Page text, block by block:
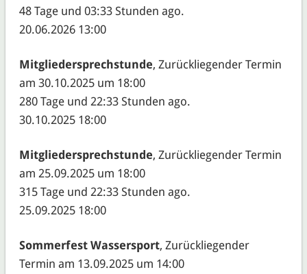
48 Tage und 03:33 Stunden ago.
20.06.2026 13:00
Mitgliedersprechstunde, Zurückliegender Termin
am 30.10.2025 um 18:00
280 Tage und 22:33 Stunden ago.
30.10.2025 18:00
Mitgliedersprechstunde, Zurückliegender Termin
am 25.09.2025 um 18:00
315 Tage und 22:33 Stunden ago.
25.09.2025 18:00
Sommerfest Wassersport, Zurückliegender
Termin am 13.09.2025 um 14:00